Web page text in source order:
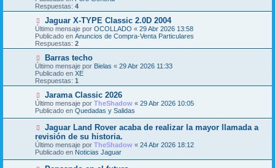
j
e
o
m
n
s
a
j
e
Respuestas: 4
N
u
e
v
o
m
e
n
s
a
e
Jaguar X-TYPE Classic 2.0D 2004
Último mensaje por OCOLLADO « 29 Abr 2026 13:58
Publicado en Anuncios de Compra-Venta Particulares
Respuestas: 2
N
u
e
v
o
m
e
n
s
e
Barras techo
Último mensaje por Bielas « 29 Abr 2026 11:33
Publicado en XE
Respuestas: 1
N
u
e
v
m
e
n
s
a
Jarama Classic 2026
Último mensaje por TheShadow « 29 Abr 2026 10:05
Publicado en Quedadas y Salidas
N
e
v
o
m
Jaguar Land Rover acaba de realizar la mayor llamada a
revisión de su historia.
Último mensaje por TheShadow « 24 Abr 2026 18:12
Publicado en Noticias Jaguar